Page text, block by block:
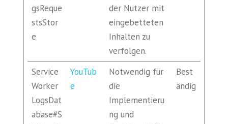
gsReque
stsStor
e
der Nutzer mit
eingebetteten
Inhalten zu
verfolgen.
Service
Worker
LogsDat
abase#S
YouTub
e
Notwendig für
die
Implementieru
ng und
Best
ändig